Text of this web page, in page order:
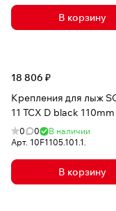
В корзину
18 806 ₽
Крепления для лыж SQUIRE
11 TCX D black 110mm
0 0
В наличии
Арт. 10F1105.101.1.
В корзину